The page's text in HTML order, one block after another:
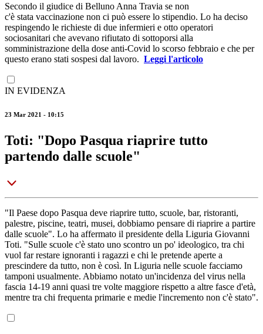
Secondo il giudice di Belluno Anna Travia se non
c'è stata vaccinazione non ci può essere lo stipendio. Lo ha deciso
respingendo le richieste di due infermieri e otto operatori
sociosanitari che avevano rifiutato di sottoporsi alla
somministrazione della dose anti-Covid lo scorso febbraio e che per
questo erano stati sospesi dal lavoro. Leggi l'articolo
IN EVIDENZA
23 Mar 2021 - 10:15
Toti: "Dopo Pasqua riaprire tutto
partendo dalle scuole"
"Il Paese dopo Pasqua deve riaprire tutto, scuole, bar, ristoranti,
palestre, piscine, teatri, musei, dobbiamo pensare di riaprire a partire
dalle scuole". Lo ha affermato il presidente della Liguria Giovanni
Toti. "Sulle scuole c'è stato uno scontro un po' ideologico, tra chi
vuol far restare ignoranti i ragazzi e chi le pretende aperte a
prescindere da tutto, non è così. In Liguria nelle scuole facciamo
tamponi usualmente. Abbiamo notato un'incidenza del virus nella
fascia 14-19 anni quasi tre volte maggiore rispetto a altre fasce d'età,
mentre tra chi frequenta primarie e medie l'incremento non c'è stato".